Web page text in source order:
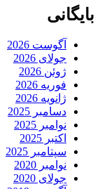
بایگانی
آگوست 2026
جولای 2026
ژوئن 2026
فوریه 2026
ژانویه 2026
دسامبر 2025
نوامبر 2025
اکتبر 2025
سپتامبر 2025
نوامبر 2020
جولای 2020